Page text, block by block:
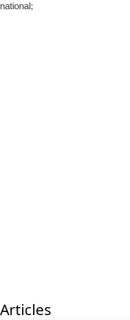
national;
Articles